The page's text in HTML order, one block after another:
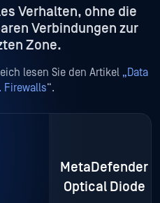
Verhalten, ohne die
Verbindungen zur
Zone.
lesen Sie den Artikel „Data
Firewalls“.
MetaDefender
Optical Diode